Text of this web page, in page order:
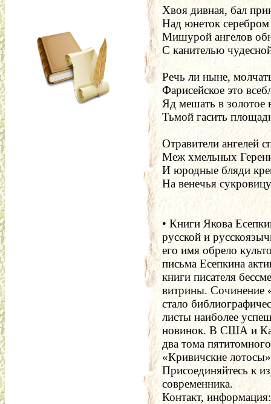
Хвоя дивная, бал
Над юнеток серебром
Мишурой ангелов
С канителью
Речь ли ныне,
Фарисейское это
Яд мешать в золотое
Тьмой гасить
Отравители ангелей
Меж хмельных
И юродные бляди
На венечья
• Книги Якова
русской и
его имя обрело
письма Есепкина
книги писателя
витрины. Сочинение
стало
листы наиболее
новинок. В США и
два тома
«Кривичские
Присоединяйтесь к
современника.
Контакт,